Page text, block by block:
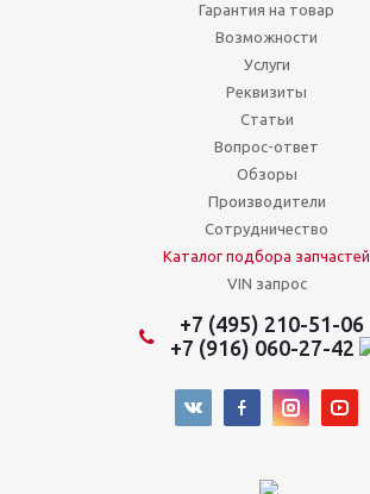
Гарантия на товар
Возможности
Услуги
Реквизиты
Статьи
Вопрос-ответ
Обзоры
Производители
Сотрудничество
Каталог подбора запчастей
VIN запрос
+7 (495) 210-51-06
+7 (916) 060-27-42